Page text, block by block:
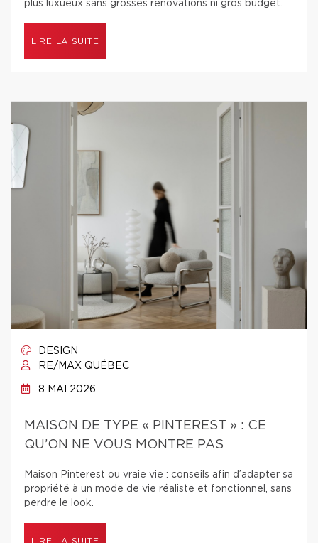
plus luxueux sans grosses rénovations ni gros budget.
LIRE LA SUITE
DESIGN
RE/MAX QUÉBEC
8 MAI 2026
MAISON DE TYPE « PINTEREST » : CE
QU’ON NE VOUS MONTRE PAS
Maison Pinterest ou vraie vie : conseils afin d’adapter sa
propriété à un mode de vie réaliste et fonctionnel, sans
perdre le look.
LIRE LA SUITE